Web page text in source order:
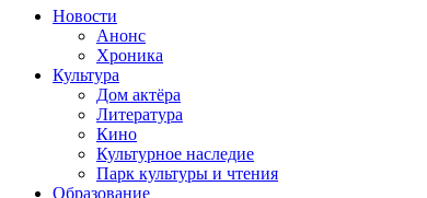
Новости
Анонс
Хроника
Культура
Дом актёра
Литература
Кино
Культурное наследие
Парк культуры и чтения
Образование